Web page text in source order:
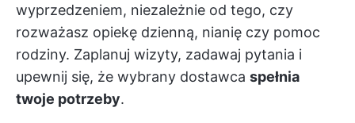
wyprzedzeniem, niezależnie od tego, czy
rozważasz opiekę dzienną, nianię czy pomoc
rodziny. Zaplanuj wizyty, zadawaj pytania i
upewnij się, że wybrany dostawca spełnia
twoje potrzeby.